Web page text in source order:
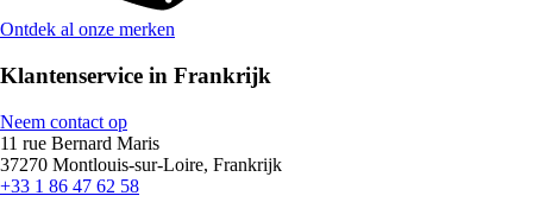
Ontdek al onze merken
Klantenservice in Frankrijk
Neem contact op
11 rue Bernard Maris
37270 Montlouis-sur-Loire, Frankrijk
+33 1 86 47 62 58